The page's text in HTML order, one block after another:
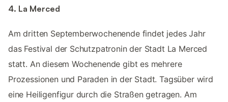
4. La Merced
Am dritten Septemberwochenende findet jedes Jahr
das Festival der Schutzpatronin der Stadt La Merced
statt. An diesem Wochenende gibt es mehrere
Prozessionen und Paraden in der Stadt. Tagsüber wird
eine Heiligenfigur durch die Straßen getragen. Am